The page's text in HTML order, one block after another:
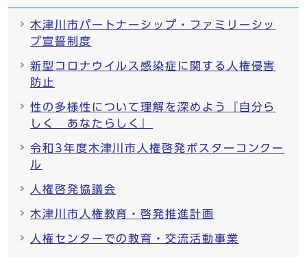
木津川市パートナーシップ・ファミリーシッ
プ宣誓制度
新型コロナウイルス感染症に関する人権侵害
防止
性の多様性について理解を深めよう『自分ら
しく あなたらしく』
令和3年度木津川市人権啓発ポスターコンクー
ル
人権啓発協議会
木津川市人権教育・啓発推進計画
人権センターでの教育・交流活動事業